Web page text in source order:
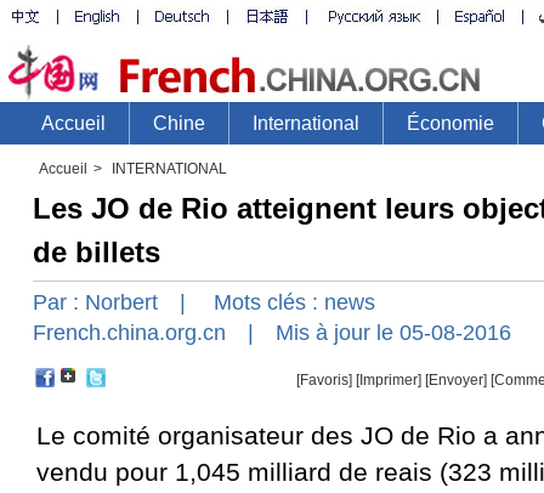
Accueil > INTERNATIONAL
Les JO de Rio atteignent leurs
de billets
Par : Norbert | Mots clés : news
French.china.org.cn | Mis à jour le 05-08-2016
[Favoris] [Imprimer] [Envoyer]
Le comité organisateur des JO de Rio a
vendu pour 1,045 milliard de reais (323